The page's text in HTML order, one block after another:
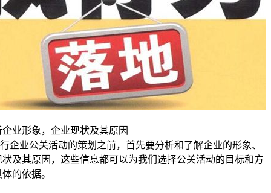
业形象，企业现状及其原因
业公关活动的策划之前，首先要分析和了解企业的形象、
及其原因，这些信息都可以为我们选择公关活动的目标和方
的依据。